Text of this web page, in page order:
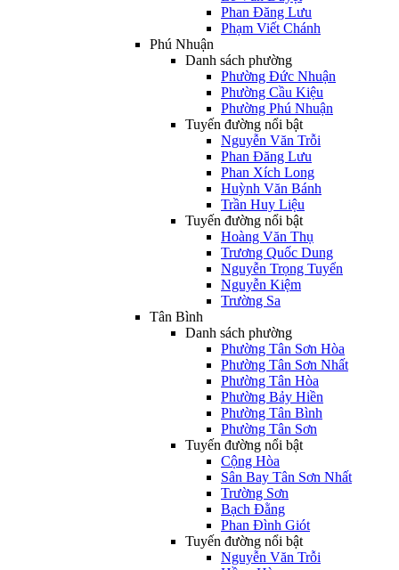
Phan Đăng Lưu
Phạm Viết Chánh
Phú Nhuận
Danh sách phường
Phường Đức Nhuận
Phường Cầu Kiệu
Phường Phú Nhuận
Tuyến đường nổi bật
Nguyễn Văn Trỗi
Phan Đăng Lưu
Phan Xích Long
Huỳnh Văn Bánh
Trần Huy Liệu
Tuyến đường nổi bật
Hoàng Văn Thụ
Trương Quốc Dung
Nguyễn Trọng Tuyển
Nguyễn Kiệm
Trường Sa
Tân Bình
Danh sách phường
Phường Tân Sơn Hòa
Phường Tân Sơn Nhất
Phường Tân Hòa
Phường Bảy Hiền
Phường Tân Bình
Phường Tân Sơn
Tuyến đường nổi bật
Cộng Hòa
Sân Bay Tân Sơn Nhất
Trường Sơn
Bạch Đằng
Phan Đình Giót
Tuyến đường nổi bật
Nguyễn Văn Trỗi